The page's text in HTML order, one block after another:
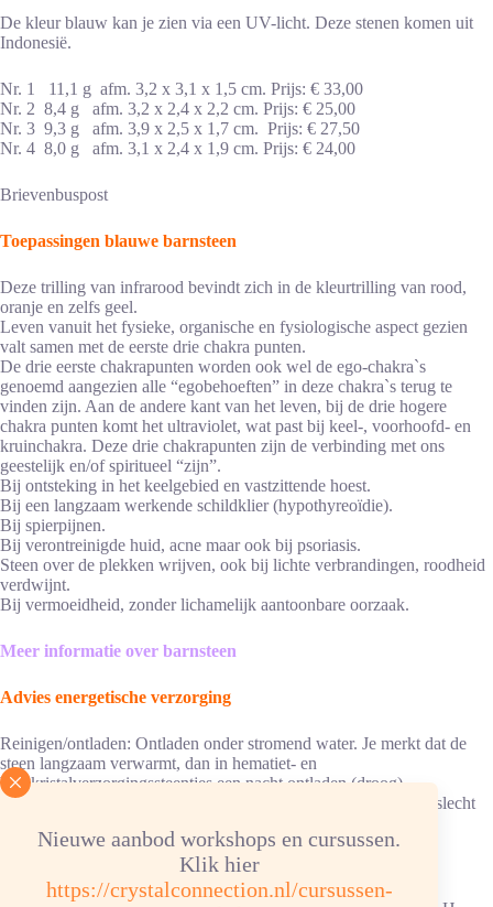
Nieuwe aanbod workshops en cursussen.
Klik hier
https://crystalconnection.nl/cursussen-
De kleur blauw kan je zien via een UV-licht. Deze stenen komen uit
Indonesië.
Nr. 1 11,1 g afm. 3,2 x 3,1 x 1,5 cm. Prijs: € 33,00
Nr. 2 8,4 g afm. 3,2 x 2,4 x 2,2 cm. Prijs: € 25,00
Nr. 3 9,3 g afm. 3,9 x 2,5 x 1,7 cm. Prijs: € 27,50
Nr. 4 8,0 g afm. 3,1 x 2,4 x 1,9 cm. Prijs: € 24,00
Brievenbuspost
Toepassingen blauwe barnsteen
Deze trilling van infrarood bevindt zich in de kleurtrilling van rood,
oranje en zelfs geel.
Leven vanuit het fysieke, organische en fysiologische aspect gezien
valt samen met de eerste drie chakra punten.
De drie eerste chakrapunten worden ook wel de ego-chakra`s
genoemd aangezien alle “egobehoeften” in deze chakra`s terug te
vinden zijn. Aan de andere kant van het leven, bij de drie hogere
chakra punten komt het ultraviolet, wat past bij keel-, voorhoofd- en
kruinchakra. Deze drie chakrapunten zijn de verbinding met ons
geestelijk en/of spiritueel “zijn”.
Bij ontsteking in het keelgebied en vastzittende hoest.
Bij een langzaam werkende schildklier (hypothyreoïdie).
Bij spierpijnen.
Bij verontreinigde huid, acne maar ook bij psoriasis.
Steen over de plekken wrijven, ook bij lichte verbrandingen, roodheid
verdwijnt.
Bij vermoeidheid, zonder lichamelijk aantoonbare oorzaak.
Meer informatie over barnsteen
Advies energetische verzorging
Reinigen/ontladen: Ontladen onder stromend water. Je merkt dat de
steen langzaam verwarmt, dan in hematiet- en
bergkristalverzorgingssteentjes een nacht ontladen (droog).
Ketting/armband: in hematietverzorgingssteentjes, elastiek kan slecht
Opladen: aansluitend max. 6 uur in daglicht. Barnsteen is erg